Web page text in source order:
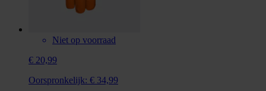
Niet op voorraad
€ 20,99
Oorspronkelijk: € 34,99